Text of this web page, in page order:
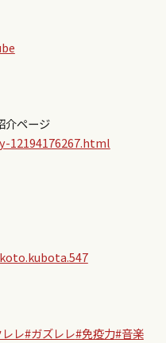
介ページ
レ#ガズレレ#免疫力#音楽